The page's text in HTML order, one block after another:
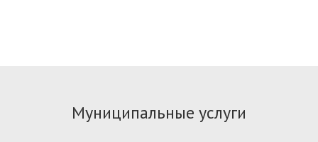
Муниципальные услуги